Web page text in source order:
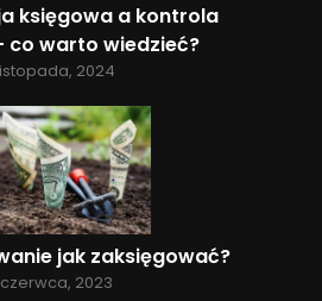
księgowa a kontrola
co warto wiedzieć?
2024
jak zaksięgować?
2023